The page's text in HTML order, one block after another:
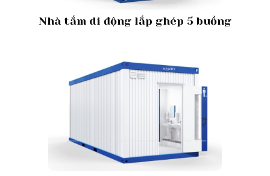
Nhà tắm di động lắp ghép 5 buồng